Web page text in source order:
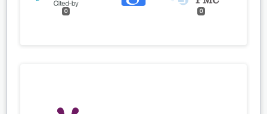
0 0